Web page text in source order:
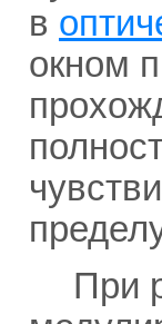
в
окном
При